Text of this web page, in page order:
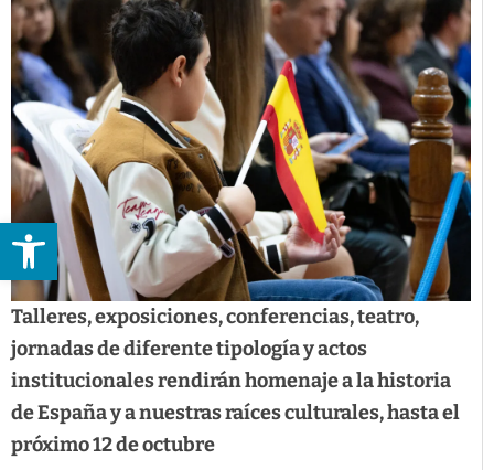
Abrir barra de herramientas
Talleres, exposiciones, conferencias, teatro,
jornadas de diferente tipología y actos
institucionales rendirán homenaje a la historia
de España y a nuestras raíces culturales, hasta el
próximo 12 de octubre